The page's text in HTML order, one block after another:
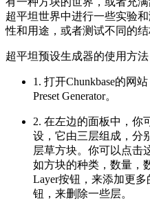
超平坦世界中进行一些实验
性和用途，或者测试不同的
超平坦预设生成器的使用方法
1. 打开Chunkbase的网
Preset Generator。
2. 在左边的面板中，你
设，它由三层组成，分
层草方块。你可以点击
如方块的种类，数量，
Layer按钮，来添加更多
钮，来删除一些层。